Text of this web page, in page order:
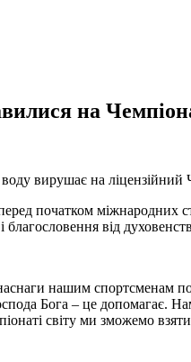
на
воду вирушає на
початком міжнародних
від
нашим спортсменам
Бога – це допомагає.
світу ми зможемо взяти